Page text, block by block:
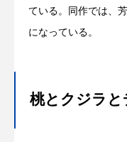
ている。同作では、
になっている。
桃とクジラと